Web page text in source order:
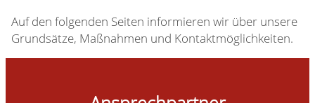
Auf den folgenden Seiten informieren wir über unsere
Grundsätze, Maßnahmen und Kontaktmöglichkeiten.